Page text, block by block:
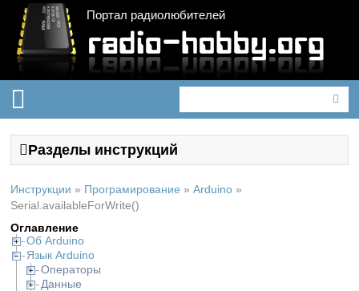
Портал радиолюбителей
Разделы инструкций
Инструкции » Програмирование » Arduino »
Serial.availableForWrite()
Оглавление
Об Arduino
Язык Arduino
Операторы
Данные